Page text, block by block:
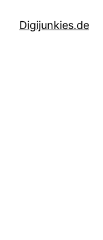
Digijunkies.de